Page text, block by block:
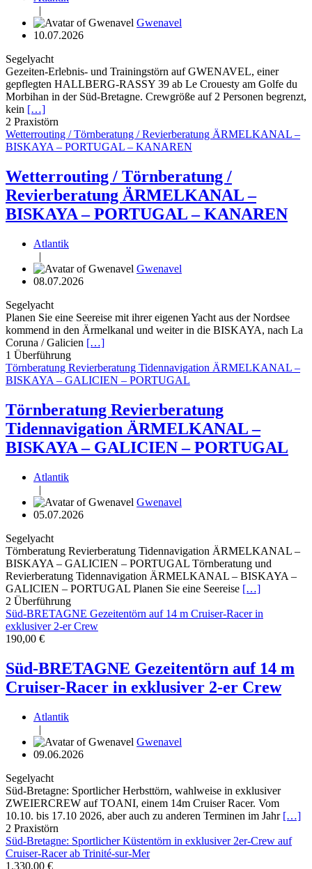
|
Gwenavel
10.07.2026
Segelyacht
Gezeiten-Erlebnis- und Trainingstörn auf GWENAVEL, einer
gepflegten HALLBERG-RASSY 39 ab Le Crouesty am Golfe du
Morbihan in der Süd-Bretagne. Crewgröße auf 2 Personen begrenzt,
kein […]
2 Praxistörn
Wetterrouting / Törnberatung / Revierberatung ÄRMELKANAL –
BISKAYA – PORTUGAL – KANAREN
Wetterrouting / Törnberatung /
Revierberatung ÄRMELKANAL –
BISKAYA – PORTUGAL – KANAREN
Atlantik
|
Gwenavel
08.07.2026
Segelyacht
Planen Sie eine Seereise mit ihrer eigenen Yacht aus der Nordsee
kommend in den Ärmelkanal und weiter in die BISKAYA, nach La
Coruna / Galicien […]
1 Überführung
Törnberatung Revierberatung Tidennavigation ÄRMELKANAL –
BISKAYA – GALICIEN – PORTUGAL
Törnberatung Revierberatung
Tidennavigation ÄRMELKANAL –
BISKAYA – GALICIEN – PORTUGAL
Atlantik
|
Gwenavel
05.07.2026
Segelyacht
Törnberatung Revierberatung Tidennavigation ÄRMELKANAL –
BISKAYA – GALICIEN – PORTUGAL Törnberatung und
Revierberatung Tidennavigation ÄRMELKANAL – BISKAYA –
GALICIEN – PORTUGAL Planen Sie eine Seereise […]
2 Überführung
Süd-BRETAGNE Gezeitentörn auf 14 m Cruiser-Racer in
exklusiver 2-er Crew
190,00 €
Süd-BRETAGNE Gezeitentörn auf 14 m
Cruiser-Racer in exklusiver 2-er Crew
Atlantik
|
Gwenavel
09.06.2026
Segelyacht
Süd-Bretagne: Sportlicher Herbsttörn, wahlweise in exklusiver
ZWEIERCREW auf TOANI, einem 14m Cruiser Racer. Vom
10.10. bis 17.10 2026, aber auch zu anderen Terminen im Jahr […]
2 Praxistörn
Süd-Bretagne: Sportlicher Küstentörn in exklusiver 2er-Crew auf
Cruiser-Racer ab Trinité-sur-Mer
1.330,00 €